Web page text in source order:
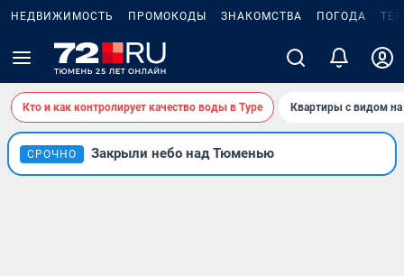
НЕДВИЖИМОСТЬ ПРОМОКОДЫ ЗНАКОМСТВА ПОГОДА
Кто и как контролирует качество воды в Туре Квартиры с видом на
СРОЧНО Закрыли небо над Тюменью